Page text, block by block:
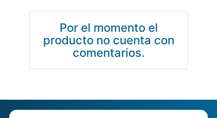
Por el momento el
producto no cuenta con
comentarios.